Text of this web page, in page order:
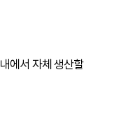
에서 자체 생산할